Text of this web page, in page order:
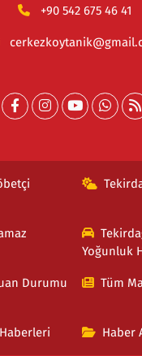
+90 542 675 46 41
Yoğunluk
Durumu
Tüm
Haber